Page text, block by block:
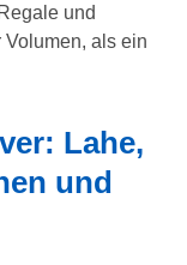
und
als ein
Lahe,
und